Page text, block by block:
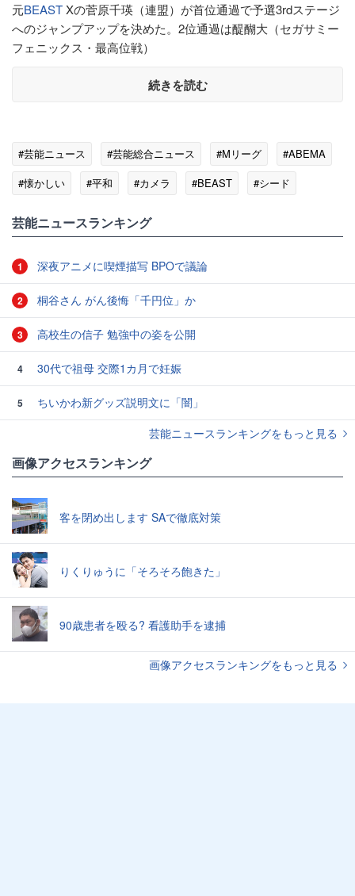
元BEASTXの菅原千瑛（連盟）が首位通過で予選3rdステージ
へのジャンプアップを決めた。2位通過は醍醐大（セガサミー
フェニックス・最高位戦）
続きを読む
#芸能ニュース #芸能総合ニュース #Mリーグ
#ABEMA
#懐かしい
#平和 #カメラ #BEAST
#シード
芸能ニュースランキング
1 深夜アニメに喫煙描写 BPOで議論
2 桐谷さん がん後悔「千円位」か
3 高校生の信子 勉強中の姿を公開
4 30代で祖母 交際1カ月で妊娠
5
ちいかわ新グッズ説明文に「闇」
芸能ニュースランキングをもっと見る
画像アクセスランキング
客を閉め出します SAで徹底対策
りくりゅうに「そろそろ飽きた」
90歳患者を殴る? 看護助手を逮捕
画像アクセスランキングをもっと見る